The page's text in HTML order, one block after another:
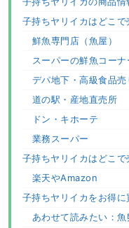
子持ちヤリイカはどこで
鮮魚専門店（魚屋）
スーパーの鮮魚コーナ
デパ地下・高級食品売
道の駅・産地直売所
ドン・キホーテ
業務スーパー
子持ちヤリイカはどこ
楽天やAmazon
子持ちヤリイカをお得
あわせて読みたい：